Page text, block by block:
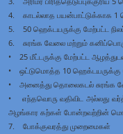
4. காடல்லாத பயன்பாட்டுக்காக 1
5. 50 ஹெக்டயருக்கு மேற்பட்ட
6. சுரங்க வேலை மற்றும்
• 25 மீட்டருக்கு மேற்பட்ட
• ஒட்டுமொத்த 10 ஹெக்டயருக்கு
• அனைத்து தொலைகடல் சுரங்க
• எந்தவொரு வதிவிட அல்லது
அழங்கார கற்கள் போன்றவற்றின்
7. போக்குவரத்து முறைமைகள்